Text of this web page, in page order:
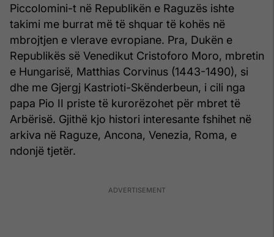
Piccolomini-t në Republikën e Raguzës ishte
takimi me burrat më të shquar të kohës në
mbrojtjen e vlerave evropiane. Pra, Dukën e
Republikës së Venedikut Cristoforo Moro, mbretin
e Hungarisë, Matthias Corvinus (1443-1490), si
dhe me Gjergj Kastrioti-Skënderbeun, i cili nga
papa Pio II priste të kurorëzohet për mbret të
Arbërisë. Gjithë kjo histori interesante fshihet në
arkiva në Raguze, Ancona, Venezia, Roma, e
ndonjë tjetër.